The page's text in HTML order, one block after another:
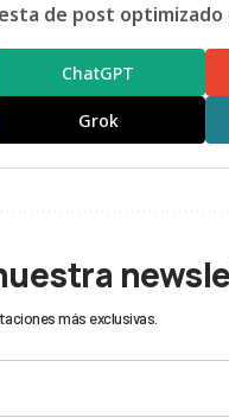
de post optimizado
ChatGPT
Grok
más exclusivas.